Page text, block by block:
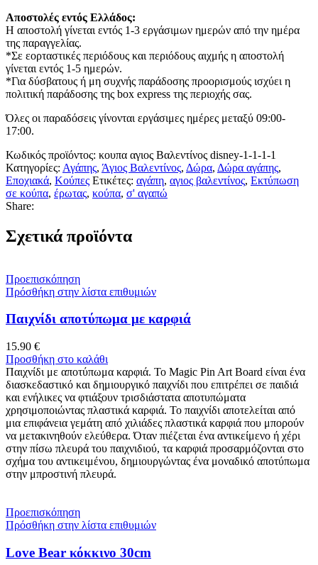
Αποστολές εντός Ελλάδος:
Η αποστολή γίνεται εντός 1-3 εργάσιμων ημερών από την ημέρα
της παραγγελίας.
*Σε εορταστικές περιόδους και περιόδους αιχμής η αποστολή
γίνεται εντός 1-5 ημερών.
*Για δύσβατους ή μη συχνής παράδοσης προορισμούς ισχύει η
πολιτική παράδοσης της box express της περιοχής σας.
Όλες οι παραδόσεις γίνονται εργάσιμες ημέρες μεταξύ 09:00-
17:00.
Κωδικός προϊόντος: κουπα αγιος Βαλεντίνος disney-1-1-1-1
Κατηγορίες: Αγάπης, Άγιος Βαλεντίνος, Δώρα, Δώρα αγάπης,
Εποχιακά, Κούπες Ετικέτες: αγάπη, αγιος βαλεντίνος, Εκτύπωση
σε κούπα, έρωτας, κούπα, σ' αγαπώ
Share:
Σχετικά προϊόντα
Προεπισκόπηση
Πρόσθήκη στην λίστα επιθυμιών
Παιχνίδι αποτύπωμα με καρφιά
15.90 €
Προσθήκη στο καλάθι
Παιχνίδι με αποτύπωμα καρφιά. Το Magic Pin Art Board είναι ένα
διασκεδαστικό και δημιουργικό παιχνίδι που επιτρέπει σε παιδιά
και ενήλικες να φτιάξουν τρισδιάστατα αποτυπώματα
χρησιμοποιώντας πλαστικά καρφιά. Το παιχνίδι αποτελείται από
μια επιφάνεια γεμάτη από χιλιάδες πλαστικά καρφιά που μπορούν
να μετακινηθούν ελεύθερα. Όταν πιέζεται ένα αντικείμενο ή χέρι
στην πίσω πλευρά του παιχνιδιού, τα καρφιά προσαρμόζονται στο
σχήμα του αντικειμένου, δημιουργώντας ένα μοναδικό αποτύπωμα
στην μπροστινή πλευρά.
Προεπισκόπηση
Πρόσθήκη στην λίστα επιθυμιών
Love Bear κόκκινο 30cm